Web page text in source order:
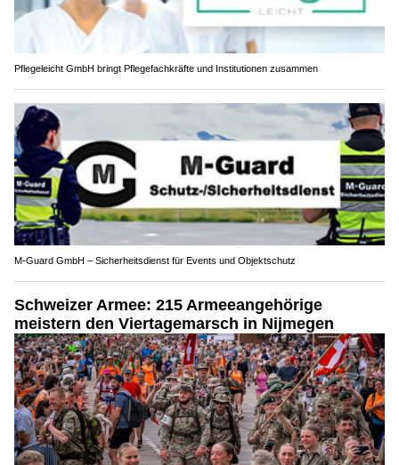
Pflegeleicht GmbH bringt Pflegefachkräfte und Institutionen zusammen
M-Guard GmbH – Sicherheitsdienst für Events und Objektschutz
Schweizer Armee: 215 Armeeangehörige
meistern den Viertagemarsch in Nijmegen